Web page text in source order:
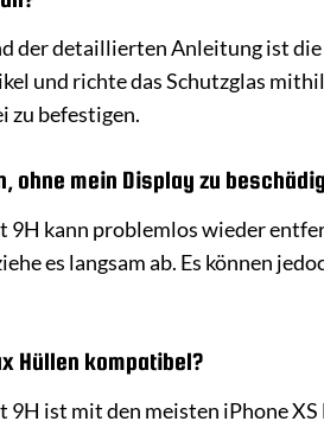
detaillierten Anleitung ist die
und richte das Schutzglas
zu befestigen.
ohne mein Display zu
9H kann problemlos wieder
es langsam ab. Es können
Hüllen kompatibel?
9H ist mit den meisten iPhone